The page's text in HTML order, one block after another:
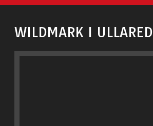
WILDMARK I ULLARED